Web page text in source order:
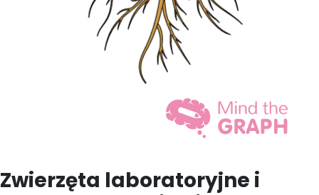
Zwierzęta laboratoryjne i